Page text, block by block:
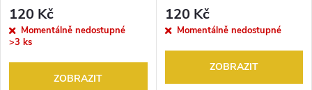
120 Kč
Momentálně nedostupné
>3 ks
ZOBRAZIT
120 Kč
Momentálně nedostupné
ZOBRAZIT